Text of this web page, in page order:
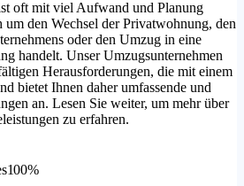
oft mit viel Aufwand und Planung
um den Wechsel der Privatwohnung, den
oder den Umzug in eine
handelt. Unser Umzugsunternehmen
Herausforderungen, die mit einem
bietet Ihnen daher umfassende und
an. Lesen Sie weiter, um mehr über
zu erfahren.
100%